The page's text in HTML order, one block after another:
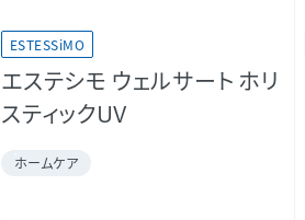
ESTESSiMO
エステシモ ウェルサート ホリ
スティックUV
ホームケア